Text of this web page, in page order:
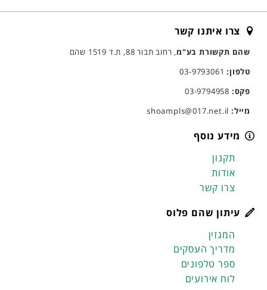
צרו איתנו קשר
שהם תקשורת בע"מ, רחוב תבור 88, ת.ד 1519 שהם
טלפון:03-9793061
פקס:
מייל:
מידע נוסף
תקנון
אודות
צרו קשר
עיתון שהם פלוס
המגזין
מדריך העסקים
ספר טלפונים
לוח אירועים